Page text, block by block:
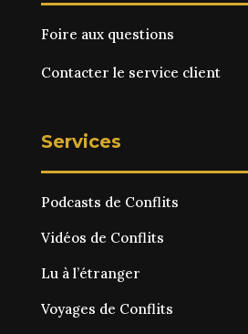
Foire aux questions
Contacter le service client
Services
Podcasts de Conflits
Vidéos de Conflits
Lu à l’étranger
Voyages de Conflits